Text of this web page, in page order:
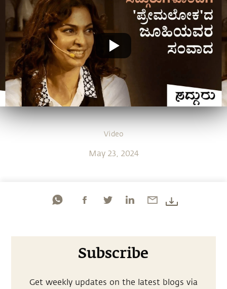
Video
May 23, 2024
Subscribe
Get weekly updates on the latest blogs via